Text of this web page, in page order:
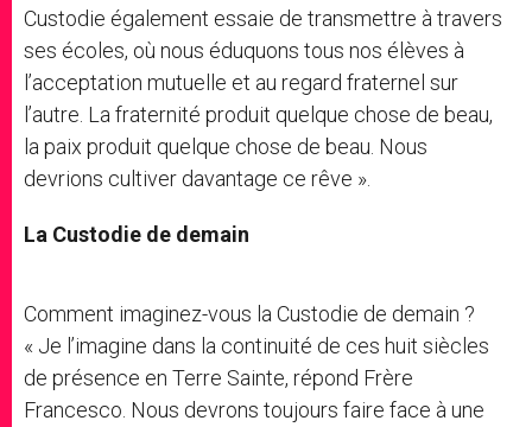
Custodie également essaie de transmettre à travers
ses écoles, où nous éduquons tous nos élèves à
l’acceptation mutuelle et au regard fraternel sur
l’autre. La fraternité produit quelque chose de beau,
la paix produit quelque chose de beau. Nous
devrions cultiver davantage ce rêve ».
La Custodie de demain
Comment imaginez-vous la Custodie de demain ?
« Je l’imagine dans la continuité de ces huit siècles
de présence en Terre Sainte, répond Frère
Francesco. Nous devrons toujours faire face à une